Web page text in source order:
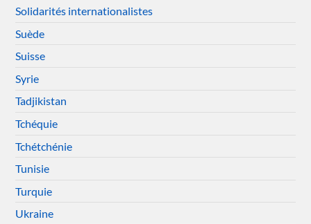
Solidarités internationalistes
Suède
Suisse
Syrie
Tadjikistan
Tchéquie
Tchétchénie
Tunisie
Turquie
Ukraine